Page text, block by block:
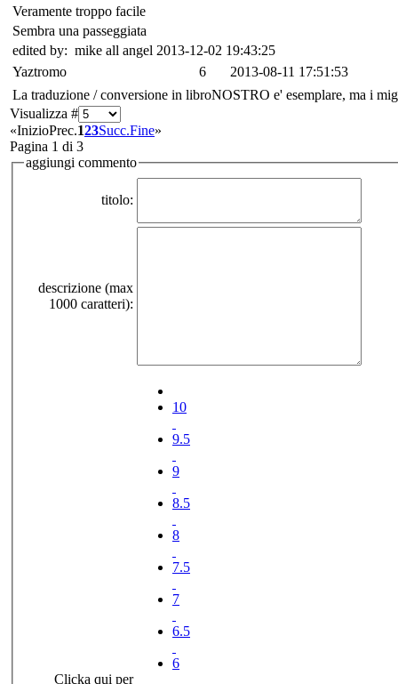
Veramente troppo facile
Sembra una passeggiata
edited by: mike all angel 2013-12-02 19:43:25
Yaztromo
6
2013-08-11 17:51:53
La traduzione / conversione in libroNOSTRO e' esemplare, ma i
Visualizza #
«InizioPrec.123Succ.Fine»
Pagina 1 di 3
aggiungi commento
titolo:
descrizione (max
1000 caratteri):
Clicka qui per
10
9.5
9
8.5
8
7.5
7
6.5
6